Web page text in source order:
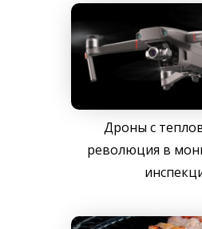
Дроны с
революция в